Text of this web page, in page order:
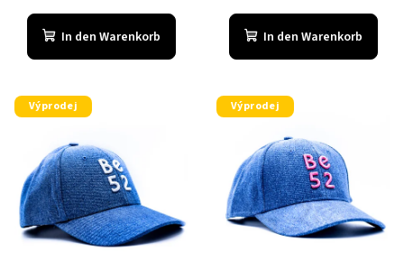
e
In den Warenkorb In den Warenkorb
Výprodej Výprodej